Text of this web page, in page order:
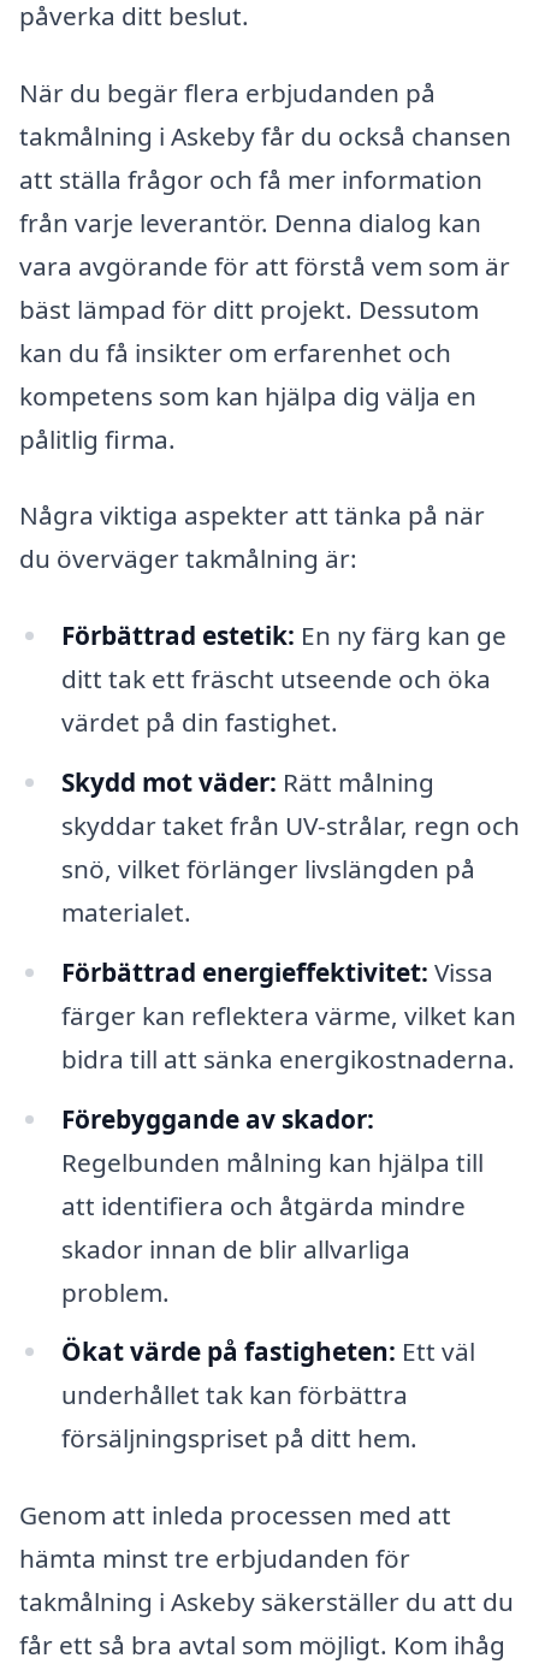
påverka ditt beslut.
När du begär flera erbjudanden på
takmålning i Askeby får du också chansen
att ställa frågor och få mer information
från varje leverantör. Denna dialog kan
vara avgörande för att förstå vem som är
bäst lämpad för ditt projekt. Dessutom
kan du få insikter om erfarenhet och
kompetens som kan hjälpa dig välja en
pålitlig firma.
Några viktiga aspekter att tänka på när
du överväger takmålning är:
Förbättrad estetik: En ny färg kan ge
ditt tak ett fräscht utseende och öka
värdet på din fastighet.
Skydd mot väder: Rätt målning
skyddar taket från UV-strålar, regn och
snö, vilket förlänger livslängden på
materialet.
Förbättrad energieffektivitet: Vissa
färger kan reflektera värme, vilket kan
bidra till att sänka energikostnaderna.
Förebyggande av skador:
Regelbunden målning kan hjälpa till
att identifiera och åtgärda mindre
skador innan de blir allvarliga
problem.
Ökat värde på fastigheten: Ett väl
underhållet tak kan förbättra
försäljningspriset på ditt hem.
Genom att inleda processen med att
hämta minst tre erbjudanden för
takmålning i Askeby säkerställer du att du
får ett så bra avtal som möjligt. Kom ihåg